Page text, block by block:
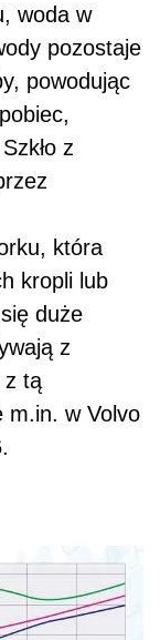
woda w
pozostaje
powodując
z
która
kropli lub
duże
z
z tą
m.in. w Volvo